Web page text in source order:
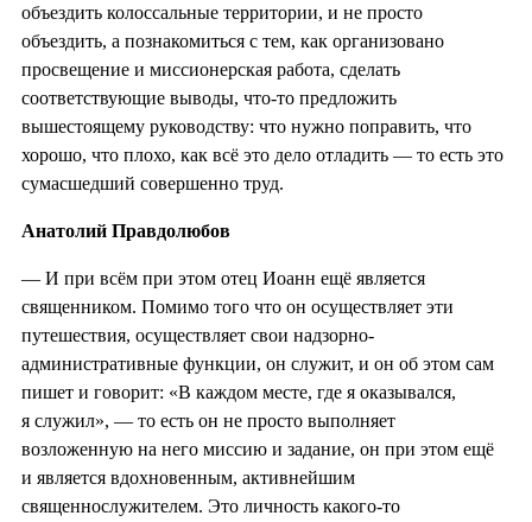
объездить колоссальные территории, и не просто
объездить, а познакомиться с тем, как организовано
просвещение и миссионерская работа, сделать
соответствующие выводы, что-то предложить
вышестоящему руководству: что нужно поправить, что
хорошо, что плохо, как всё это дело отладить — то есть это
сумасшедший совершенно труд.
Анатолий Правдолюбов
— И при всём при этом отец Иоанн ещё является
священником. Помимо того что он осуществляет эти
путешествия, осуществляет свои надзорно-
административные функции, он служит, и он об этом сам
пишет и говорит: «В каждом месте, где я оказывался,
я служил», — то есть он не просто выполняет
возложенную на него миссию и задание, он при этом ещё
и является вдохновенным, активнейшим
священнослужителем. Это личность какого-то